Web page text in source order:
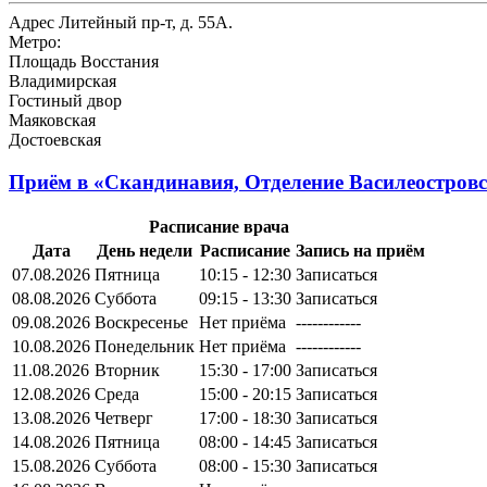
Адрес Литейный пр-т, д. 55А.
Метро:
Площадь Восстания
Владимирская
Гостиный двор
Маяковская
Достоевская
Приём в «Скандинавия, Отделение
Расписание врача
Дата
День недели Расписание Запись на приём
07.08.2026 Пятница 10:15 - 12:30 Записаться
08.08.2026 Суббота 09:15 - 13:30 Записаться
09.08.2026 Воскресенье Нет приёма ------------
10.08.2026 Понедельник Нет приёма ------------
11.08.2026 Вторник 15:30 - 17:00 Записаться
12.08.2026 Среда 15:00 - 20:15 Записаться
13.08.2026 Четверг 17:00 - 18:30 Записаться
14.08.2026 Пятница 08:00 - 14:45 Записаться
15.08.2026 Суббота 08:00 - 15:30 Записаться